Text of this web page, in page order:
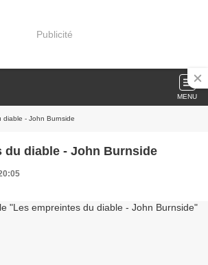
Publicité
MENU
diable - John Burnside
du diable - John Burnside